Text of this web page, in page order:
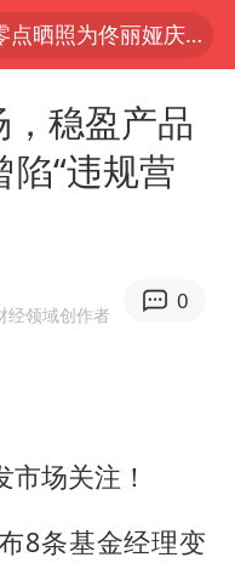
陈思诚零点晒照为佟丽娅庆生
央视新主播李秋莹孙亚鹏亮相
36岁男演员成景区NPC后人气爆棚
主席赛宋蓬逝世
稳盈产品
“违规营
经领域创作者
0
场关注！
8条基金经理变